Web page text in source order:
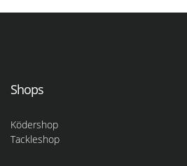
Shops
Ködershop
Tackleshop